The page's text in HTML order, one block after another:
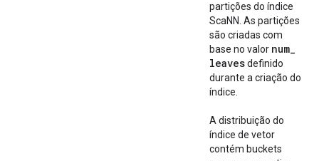
partições do índice
ScaNN. As partições
são criadas com
base no valor num_
leavesdefinido
durante a criação do
índice.
A distribuição do
índice de vetor
contém buckets